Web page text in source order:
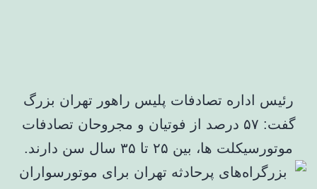
رئیس اداره تصادفات پلیس راهور تهران بزرگ
گفت: ۵۷ درصد از فوتیان و مجروحان تصادفات
موتورسیکلت ها، بین ۲۵ تا ۳۵ سال سن دارند.